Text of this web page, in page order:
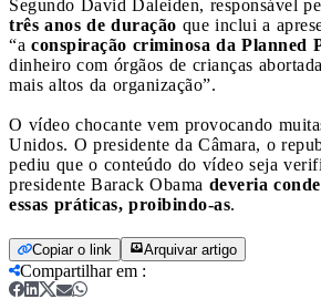
Segundo David Daleiden, responsável
três anos de duração que inclui a
“a conspiração criminosa da Planned
dinheiro com órgãos de crianças
mais altos da organização”.
O vídeo chocante vem provocando
Unidos. O presidente da Câmara, o
pediu que o conteúdo do vídeo seja
presidente Barack Obama deveria
essas práticas, proibindo-as.
Copiar o link Arquivar artigo
Compartilhar em :